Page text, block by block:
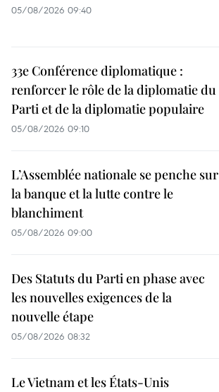
05/08/2026 09:40
33e Conférence diplomatique :
renforcer le rôle de la diplomatie du
Parti et de la diplomatie populaire
05/08/2026 09:10
L’Assemblée nationale se penche sur
la banque et la lutte contre le
blanchiment
05/08/2026 09:00
Des Statuts du Parti en phase avec
les nouvelles exigences de la
nouvelle étape
05/08/2026 08:32
Le Vietnam et les États-Unis